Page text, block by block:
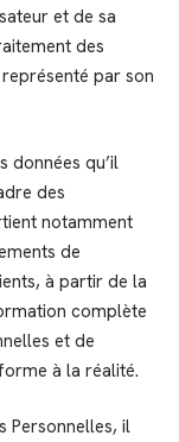
et de sa
des
par son
données qu’il
des
notamment
de
à partir de la
complète
et de
à la réalité.
Personnelles, il